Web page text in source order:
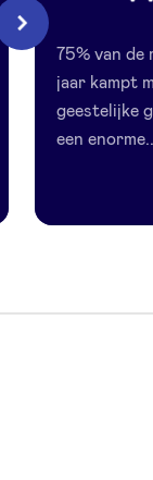
75% van de
jaar kampt
geestelijke
een
Volgende